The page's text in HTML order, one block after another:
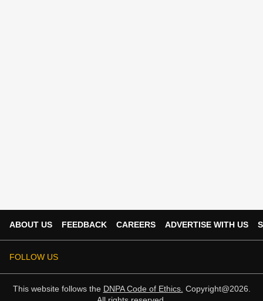
ABOUT US FEEDBACK CAREERS ADVERTISE WITH US
FOLLOW US
This website follows the DNPA Code of Ethics. Copyright@2026.